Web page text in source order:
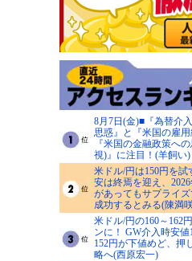
8月7日(金)■『為替介
思惑』と『米国の雇
『米国の金融政策へ
視)』に注目！(羊飼い)
米ドル/円は150円を試
安は終焉を迎え、
があってもサプライ
成功するとみる(陳満
米ドル/円の160～162
ンに！ GW介入時安
152円が下値めど、押
略へ(西原宏一)